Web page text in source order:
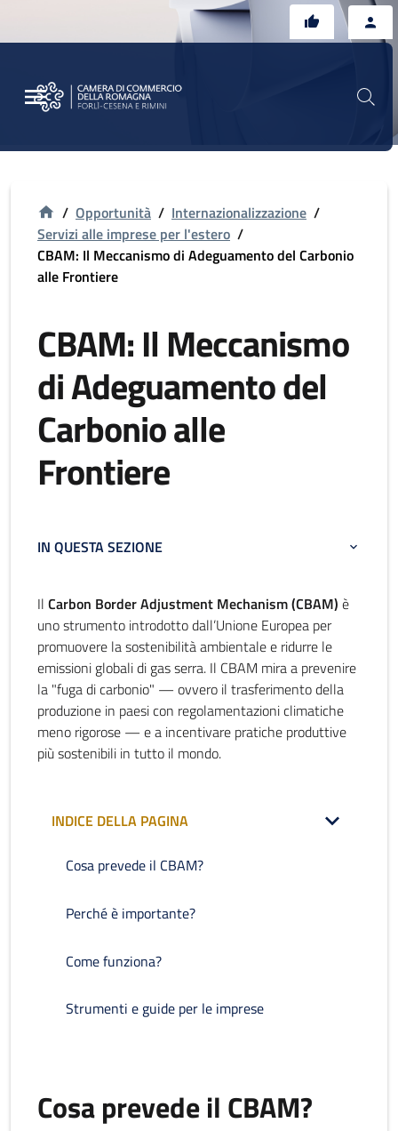
/ Opportunità / Internazionalizzazione /
Servizi alle imprese per l'estero /
CBAM: Il Meccanismo di Adeguamento del Carbonio
alle Frontiere
CBAM: Il Meccanismo
di Adeguamento del
Carbonio alle
Frontiere
IN QUESTA SEZIONE
Il Carbon Border Adjustment Mechanism (CBAM) è
uno strumento introdotto dall’Unione Europea per
promuovere la sostenibilità ambientale e ridurre le
emissioni globali di gas serra. Il CBAM mira a prevenire
la "fuga di carbonio" — ovvero il trasferimento della
produzione in paesi con regolamentazioni climatiche
meno rigorose — e a incentivare pratiche produttive
più sostenibili in tutto il mondo.
INDICE DELLA PAGINA
Cosa prevede il CBAM?
Perché è importante?
Come funziona?
Strumenti e guide per le imprese
Cosa prevede il CBAM?